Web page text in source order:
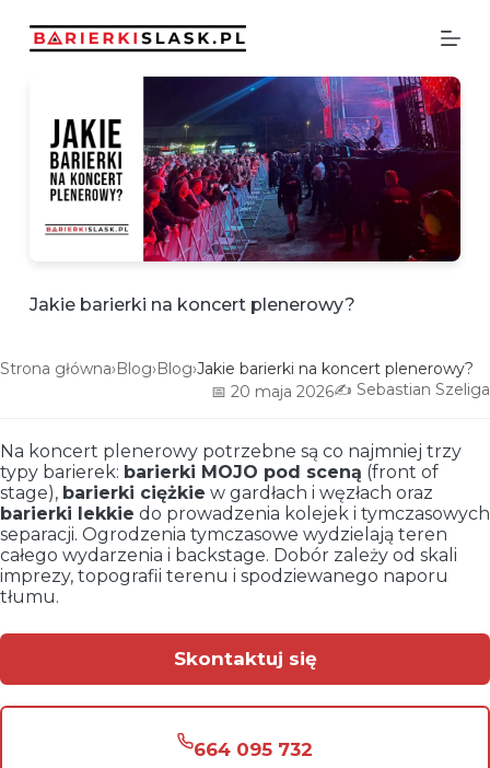
P
Jakie barierki na koncert plenerowy?
Strona główna›Blog›Blog›Jakie barierki na koncert plenerowy?
📅 20 maja 2026✍️ Sebastian Szeliga
Na koncert plenerowy potrzebne są co najmniej trzy
typy barierek: barierki MOJO pod sceną (front of
stage), barierki ciężkie w gardłach i węzłach oraz
barierki lekkie do prowadzenia kolejek i tymczasowych
separacji. Ogrodzenia tymczasowe wydzielają teren
całego wydarzenia i backstage. Dobór zależy od skali
imprezy, topografii terenu i spodziewanego naporu
tłumu.
Skontaktuj się
664 095 732